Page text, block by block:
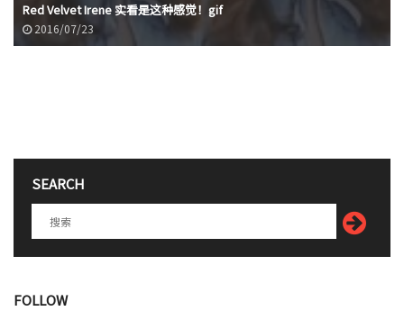
Red Velvet Irene 实看是这种感觉！gif
2016/07/23
SEARCH
FOLLOW